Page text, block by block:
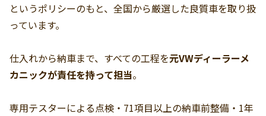
というポリシーのもと、全国から厳選した良質車を取り扱
っています。
仕入れから納車まで、すべての工程を元VWディーラーメ
カニックが責任を持って担当。
専用テスターによる点検・71項目以上の納車前整備・1年